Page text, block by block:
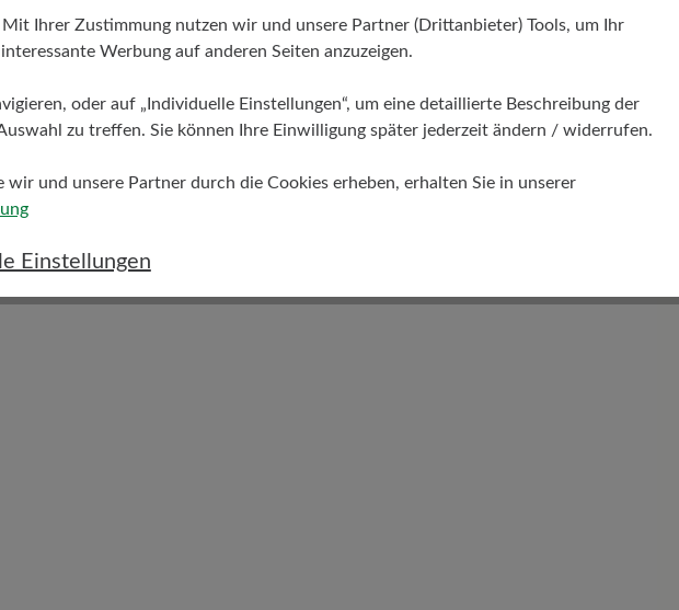
Ihrer Zustimmung nutzen wir und unsere Partner (Drittanbieter) Tools, um Ihr
Werbung auf anderen Seiten anzuzeigen.
oder auf „Individuelle Einstellungen“, um eine detaillierte Beschreibung der
zu treffen. Sie können Ihre Einwilligung später jederzeit ändern / widerrufen.
und unsere Partner durch die Cookies erheben, erhalten Sie in unserer
Einstellungen